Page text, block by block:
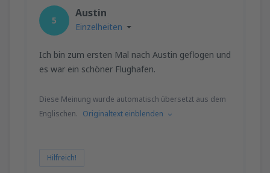
5
Austin
Einzelheiten
Ich bin zum ersten Mal nach Austin geflogen und
es war ein schöner Flughafen.
Diese Meinung wurde automatisch übersetzt aus dem
Englischen. Originaltext einblenden
Hilfreich!